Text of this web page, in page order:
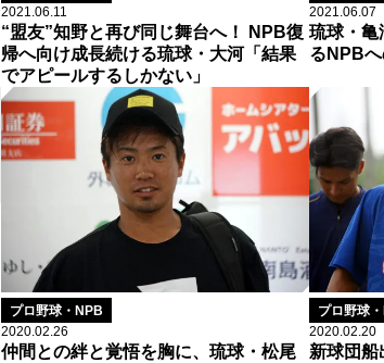
2021.06.11
“盟友”知野と再び同じ舞台へ！ NPB復
帰へ向け成長続ける琉球・大河「結果
でアピールするしかない」
2021.06.07
琉球・亀
るNPB
プロ野球・NPB
2020.02.26
仲間との絆と覚悟を胸に、琉球・松尾
プロ野球
2020.02.20
新球団船